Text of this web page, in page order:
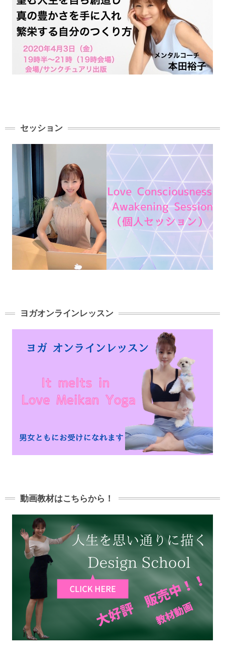
セッション
ヨガオンラインレッスン
動画教材はこちらから！